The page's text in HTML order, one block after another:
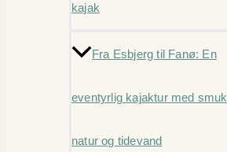
kajak
Fra Esbjerg til Fanø: En
eventyrlig kajaktur med smuk
natur og tidevand